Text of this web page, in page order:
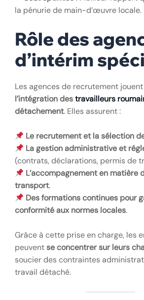
la pénurie de main-d’œuvre locale.
Rôle des
d’intérim
Les agences de recrutement
l’intégration destravailleurs
détachement. Elles assurent :
Le recrutement et la sélection
La gestion administrative et
(contrats, déclarations, permis de
L’accompagnement en matière
transport.
Des formations continues pour
conformité aux normes locales.
Grâce à cette prise en charge, les
peuventse concentrer sur leurs
soucier des contraintes
travail détaché.